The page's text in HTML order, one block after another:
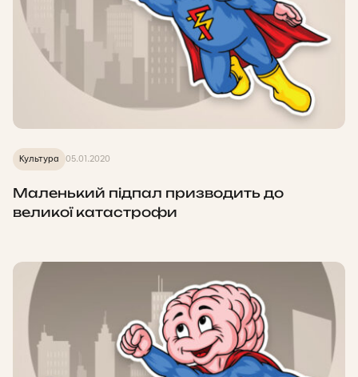
Культура 05.01.2020
Маленький підпал призводить до
великої катастрофи